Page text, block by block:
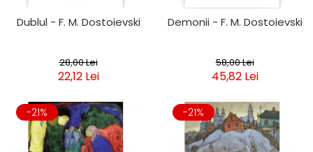
Dublul - F. M. Dostoievski
28,00 Lei
22,12 Lei
Demonii - F. M. Dostoievski
58,00 Lei
45,82 Lei
-21% -21%